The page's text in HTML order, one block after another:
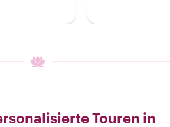
Touren in